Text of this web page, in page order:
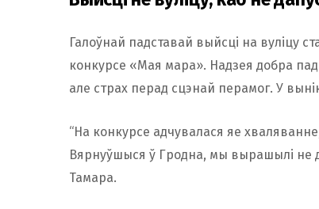
Галоўнай падставай выйсці на вуліцу
конкурсе «Мая мара». Надзея добра
але страх перад сцэнай перамог. У
“На конкурсе адчувалася яе
Вярнуўшыся ў Гродна, мы вырашылі не
Тамара.